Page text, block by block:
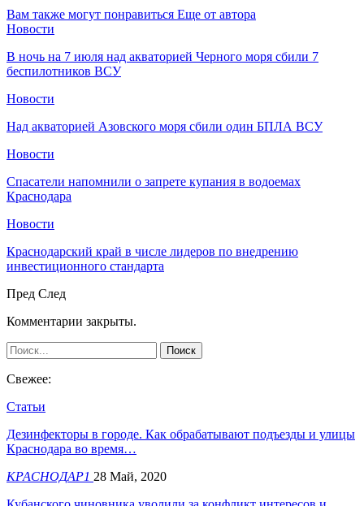
Вам также могут понравиться Еще от автора
Новости
В ночь на 7 июля над акваторией Черного моря сбили 7
беспилотников ВСУ
Новости
Над акваторией Азовского моря сбили один БПЛА ВСУ
Новости
Спасатели напомнили о запрете купания в водоемах
Краснодара
Новости
Краснодарский край в числе лидеров по внедрению
инвестиционного стандарта
Пред След
Комментарии закрыты.
Свежее:
Статьи
Дезинфекторы в городе. Как обрабатывают подъезды и улицы
Краснодара во время…
КРАСНОДАР1 28 Май, 2020